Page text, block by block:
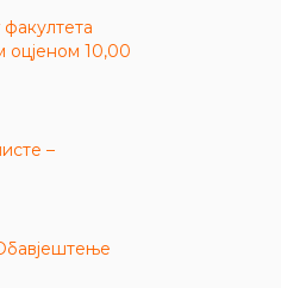
оцјеном 10,00
–